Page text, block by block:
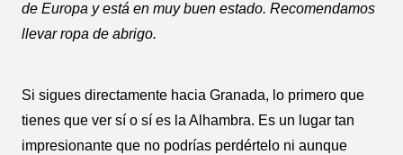
de Europa y está en muy buen estado. Recomendamos
llevar ropa de abrigo.
Si sigues directamente hacia Granada, lo primero que
tienes que ver sí o sí es la Alhambra. Es un lugar tan
impresionante que no podrías perdértelo ni aunque